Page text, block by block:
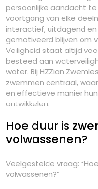
persoonlijke aandacht
voortgang van elke
interactief, uitdagend
gemotiveerd blijven om
Veiligheid staat altijd
besteed aan
water. Bij HZZian
zwemmen centraal,
en effectieve manier
ontwikkelen.
Hoe duur is
volwassenen?
Veelgestelde vraag:
volwassenen?”